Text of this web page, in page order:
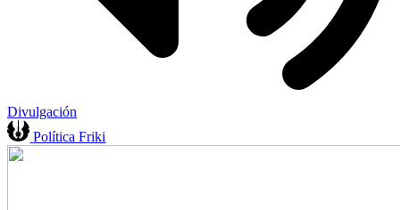
Divulgación
Política Friki